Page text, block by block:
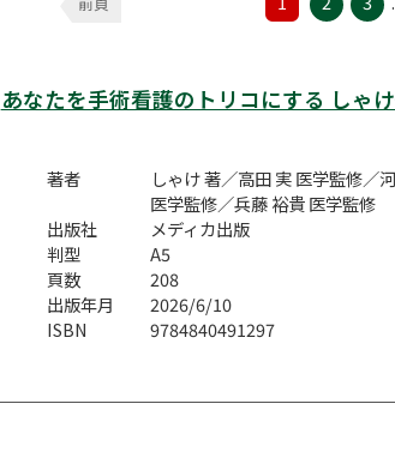
あなたを手術看護のトリコにする しゃ
著者
しゃけ 著／高田 実 医学監修／
医学監修／兵藤 裕貴 医学監修
出版社
メディカ出版
判型
A5
頁数
208
出版年月
2026/6/10
ISBN
9784840491297